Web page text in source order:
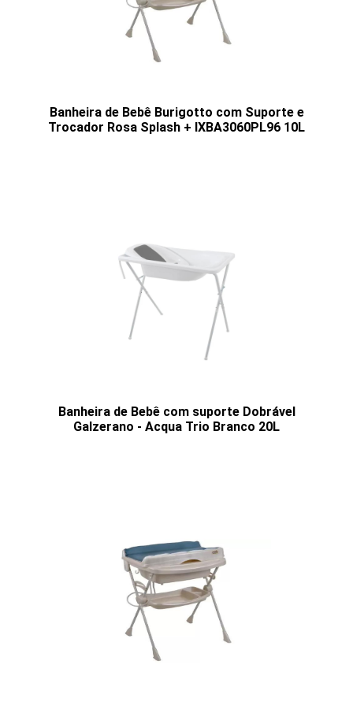
Banheira de Bebê Burigotto com Suporte e
Trocador Rosa Splash + IXBA3060PL96 10L
Banheira de Bebê com suporte Dobrável
Galzerano - Acqua Trio Branco 20L